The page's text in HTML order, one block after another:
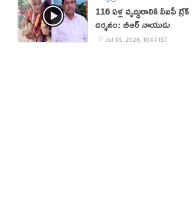
116 ఏళ్ల వృద్ధురాలికి వీఐపీ బ్రేక్
దర్శనం: బీఆర్ నాయుడు
Jul 05, 2026, 10:07 IST